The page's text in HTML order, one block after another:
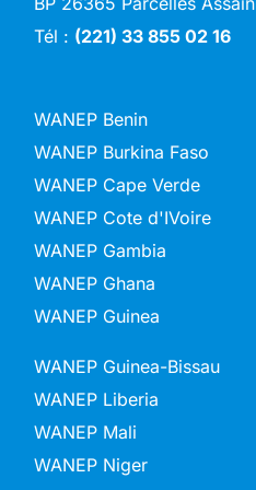
Tél : (221) 33 855 02 16
WANEP Benin
WANEP Burkina Faso
WANEP Cape Verde
WANEP Cote d'IVoire
WANEP Gambia
WANEP Ghana
WANEP Guinea
WANEP Guinea-Bissau
WANEP Liberia
WANEP Mali
WANEP Niger